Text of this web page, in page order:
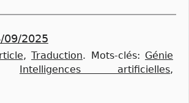
09/2025
, Traduction. Mots-clés: Génie
Intelligences artificielles,